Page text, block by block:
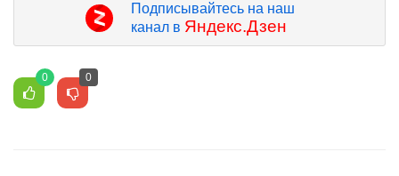
Подписывайтесь на наш
канал в Яндекс.Дзен
0 0